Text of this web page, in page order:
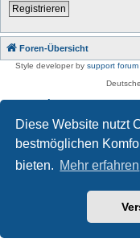
Diese Website nutzt
bestmöglichen
bieten. Mehr erfahren
Registrieren
Foren-Übersicht
Style developer by support forum
Impressum